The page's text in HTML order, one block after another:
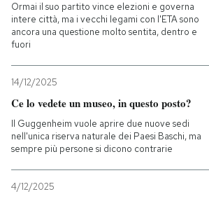
Entra
Ormai il suo partito vince elezioni e governa
intere città, ma i vecchi legami con l'ETA sono
ancora una questione molto sentita, dentro e
fuori
14/12/2025
Ce lo vedete un museo, in questo posto?
Il Guggenheim vuole aprire due nuove sedi
nell'unica riserva naturale dei Paesi Baschi, ma
sempre più persone si dicono contrarie
4/12/2025